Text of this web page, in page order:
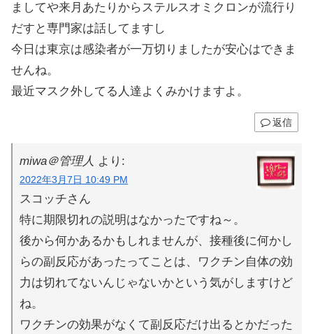
ましてや来月あたりからステルスオミクロンが流行り
だすと専門家は話してますし
今日は東京は感染者が一万切りましたが安心はできま
せんね。
最近マスク外してる人達よくみかけますよ。
返信
miwa＠管理人 より:
2022年3月7日 10:49 PM
スコッチさん
特に期限切れの説明はなかったですね～。
後から何かあるかもしれませんが、接種後に何かし
らの副反応があったってことは、ワクチン自体の効
力は切れてないんじゃないかという気がしますけど
ね。
ワクチンの効果がなくて副反応だけ出るとかだった